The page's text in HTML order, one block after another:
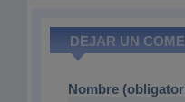
DEJAR UN
Nombre